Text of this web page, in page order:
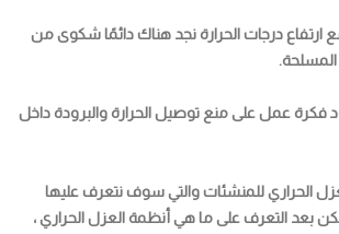
درجات الحرارة نجد هناك دائمًا شكوى من
فكرة عمل على منع توصيل الحرارة والبرودة داخل
الحراري للمنشئات والتي سوف نتعرف عليها
بعد التعرف على ما هي أنظمة العزل الحراري ،